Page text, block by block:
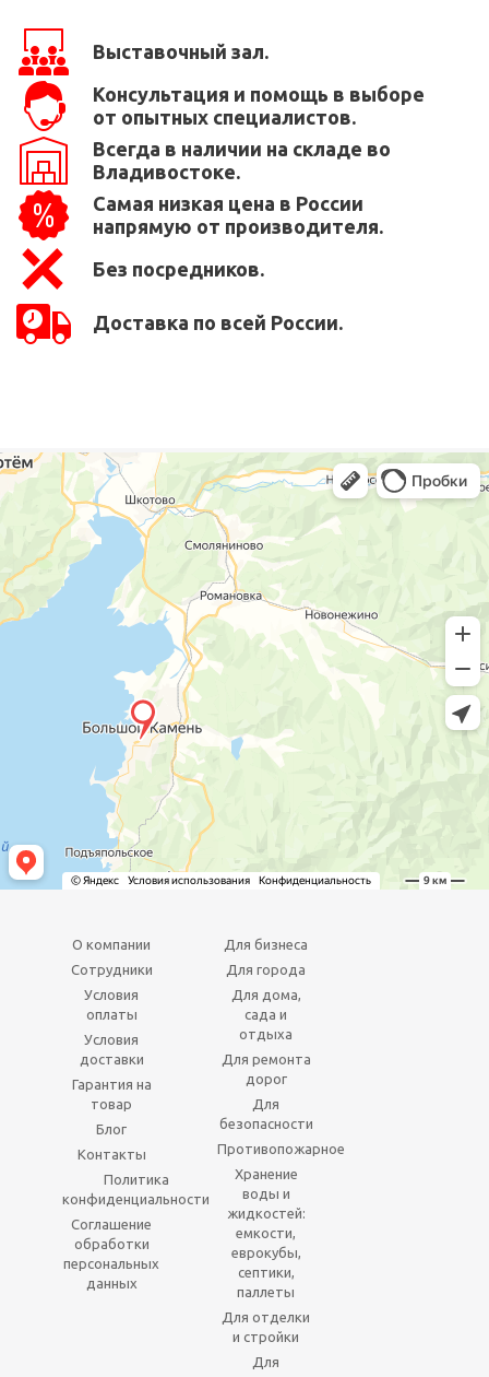
Выставочный зал.
Консультация и помощь в выборе
от опытных специалистов.
Всегда в наличии на складе во
Владивостоке.
Самая низкая цена в России
напрямую от производителя.
Без посредников.
Доставка по всей России.
О компании
Сотрудники
Условия
оплаты
Условия
доставки
Гарантия на
товар
Блог
Контакты
Политика
конфиденциальности
Соглашение
обработки
персональных
данных
Для бизнеса
Для города
Для дома,
сада и
отдыха
Для ремонта
дорог
Для
безопасности
Противопожарное
Хранение
воды и
жидкостей:
емкости,
еврокубы,
септики,
паллеты
Для отделки
и стройки
Для